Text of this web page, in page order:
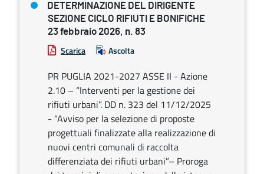
DETERMINAZIONE DEL DIRIGENTE
SEZIONE CICLO RIFIUTI E BONIFICHE
23 febbraio 2026, n. 83
Scarica Ascolta
PR PUGLIA 2021-2027 ASSE II - Azione
2.10 – “Interventi per la gestione dei
rifiuti urbani”. DD n. 323 del 11/12/2025
- “Avviso per la selezione di proposte
progettuali finalizzate alla realizzazione di
nuovi centri comunali di raccolta
differenziata dei rifiuti urbani”– Proroga